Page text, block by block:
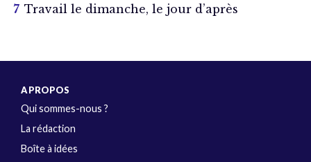
Travail le dimanche, le jour d’après
A PROPOS
Qui sommes-nous ?
La rédaction
Boîte à idées